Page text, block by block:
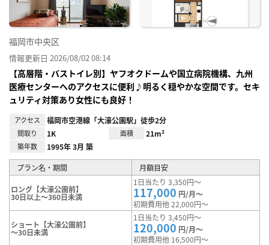
福岡市中央区
情報更新日 2026/08/02 08:14
【高層階・バストイレ別】ヤフオクドームや国立病院機構、九州
医療センターへのアクセスに便利♪明るく穏やかな空間です。セキ
ュリティ対策あり女性にも良好！
アクセス 福岡市空港線「大濠公園駅」徒歩2分
間取り 1K 面積 21m²
築年数 1995年 3月 築
プラン名・期間 月額目安
ロング【大濠公園前】
30日以上～360日未満
1日当たり 3,350円～
117,000 円/月～
初期費用他 22,000円～
ショート【大濠公園前】
～30日未満
1日当たり 3,450円～
120,000 円/月～
初期費用他 16,500円～